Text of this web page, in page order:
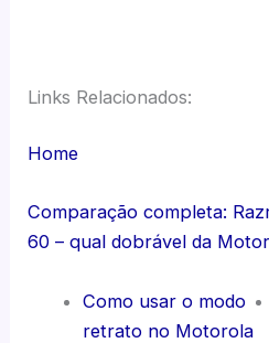
Links Relacionados:
Home
Comparação completa:
60 – qual dobrável da
Como usar o modo
retrato no Motorola